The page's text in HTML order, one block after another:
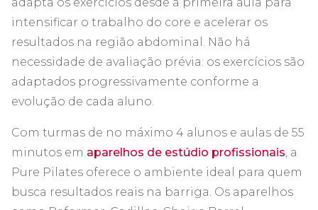
intensificar o trabalho do core e acelerar os
resultados na região abdominal. Não há
necessidade de avaliação prévia: os exercícios são
adaptados progressivamente conforme a
evolução de cada aluno.
Com turmas de no máximo 4 alunos e aulas de 55
minutos em aparelhos de estúdio profissionais, a
Pure Pilates oferece o ambiente ideal para quem
busca resultados reais na barriga. Os aparelhos